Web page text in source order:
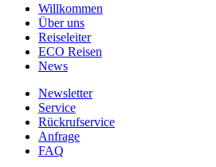
Willkommen
Über uns
Reiseleiter
ECO Reisen
News
Newsletter
Service
Rückrufservice
Anfrage
FAQ